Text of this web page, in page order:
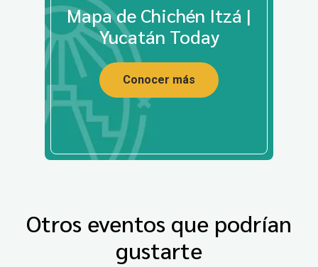
Mapa de Chichén Itzá |
Yucatán Today
Conocer más
Otros eventos que podrían
gustarte